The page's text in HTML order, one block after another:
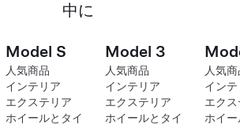
中に
Model S
人気商品
インテリア
エクステリア
ホイールとタイ
Model 3
人気商品
インテリア
エクステリア
ホイールとタイ
人気商
インテ
エク
ホイー